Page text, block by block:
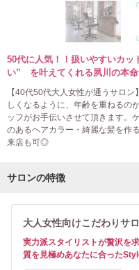
50代に人気！！扱いやすいカ
い” を叶えてくれる夙川の本
【40代50代大人女性が通うサロ
しくなるように、年齢を重ねるの
ッフがお手伝いさせて頂きます。
のあるヘアカラー・綺麗な髪を作
来店も可◎
サロンの特徴
大人女性向けこだわりサ
実力派スタイリストが贅沢を
質を見極めあなたに合った